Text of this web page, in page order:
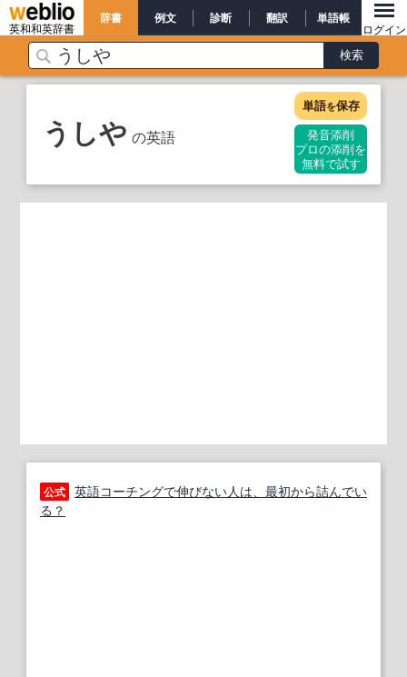
英和和英辞書
辞書 例文 診断 翻訳 単語帳
ログイン
うしや の英語
単語を保存
発音添削
プロの添削を
無料で試す
公式 英語コーチングで伸びない人は、最初から詰んでい
る？